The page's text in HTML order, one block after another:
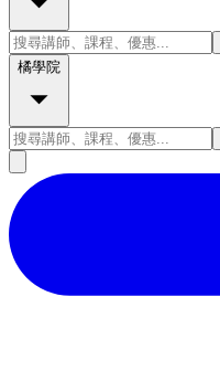
橘學院